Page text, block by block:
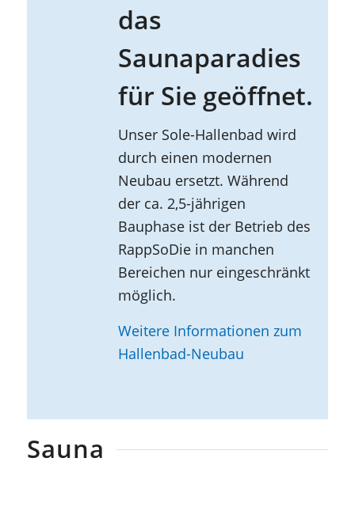
das
Saunaparadies
für Sie geöffnet.
Unser Sole-Hallenbad wird
durch einen modernen
Neubau ersetzt. Während
der ca. 2,5-jährigen
Bauphase ist der Betrieb des
RappSoDie in manchen
Bereichen nur eingeschränkt
möglich.
Weitere Informationen zum
Hallenbad-Neubau
Sauna